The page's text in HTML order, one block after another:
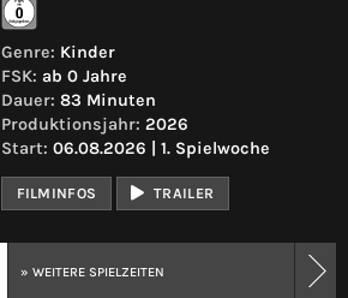
Genre: Kinder
FSK: ab 0 Jahre
Dauer: 83 Minuten
Produktionsjahr: 2026
Start: 06.08.2026 | 1. Spielwoche
FILMINFOS TRAILER
» WEITERE SPIELZEITEN